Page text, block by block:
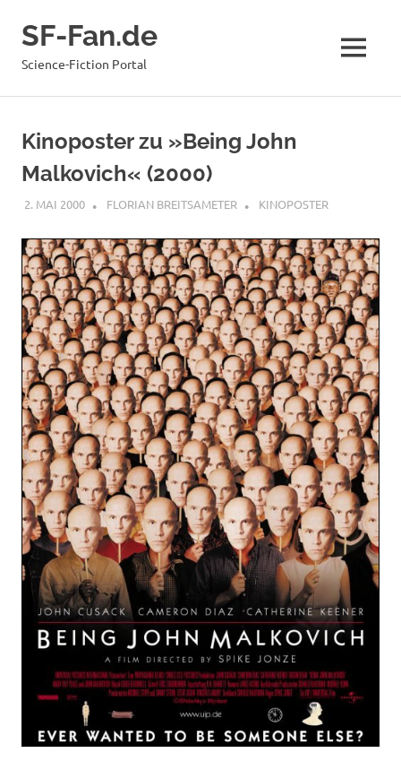
InhaltSF-Fan.de
Science-Fiction Portal MENÜ
Kinoposter zu »Being John
Malkovich« (2000)
2. MAI 2000 FLORIAN BREITSAMETER KINOPOSTER